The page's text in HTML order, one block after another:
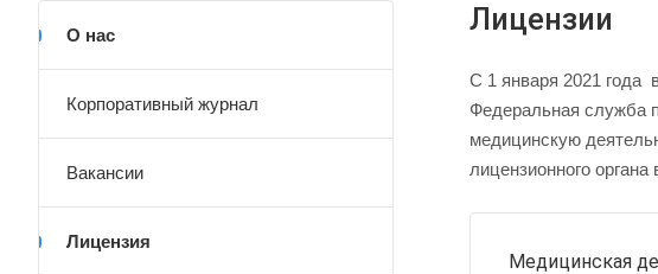
Лицензии
C 1 января 2021 года
Федеральная служба
медицинскую
лицензионного
Медицинская
О нас
Корпоративный журнал
Вакансии
Лицензия